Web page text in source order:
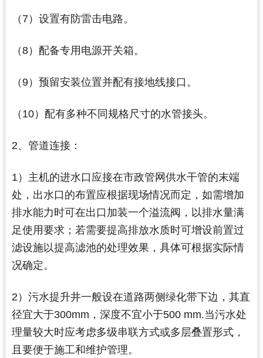
（7）设置有防雷击电路。
（8）配备专用电源开关箱。
（9）预留安装位置并配有接地线接口。
（10）配有多种不同规格尺寸的水管接头。
2、管道连接：
1）主机的进水口应接在市政管网供水干管的末端
处，出水口的布置应根据现场情况而定，如需增加
排水能力时可在出口加装一个溢流阀，以排水量满
足使用要求；若需要提高排放水质时可增设前置过
滤设施以提高滤池的处理效果，具体可根据实际情
况确定。
2）污水提升井一般设在道路两侧绿化带下边，其直
径宜大于300mm，深度不宜小于500 mm.当污水处
理量较大时应考虑多级串联方式或多层叠置形式，
且要便于施工和维护管理。